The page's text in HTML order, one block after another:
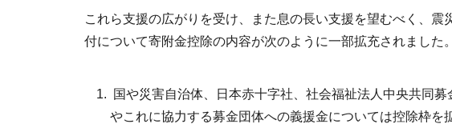
これら支援の広がりを受け、また息の長い支援を望むべく、震
付について寄附金控除の内容が次のように一部拡充されました。
国や災害自治体、日本赤十字社、社会福祉法人中央共同募
やこれに協力する募金団体への義援金については控除枠を